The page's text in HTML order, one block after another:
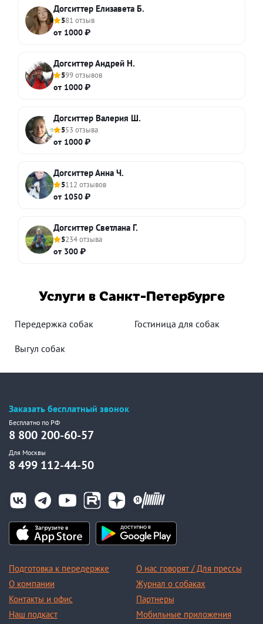
Догситтер Елизавета Б.
581 отзыв
от 1000 ₽
Догситтер Андрей Н.
599 отзывов
от 1000 ₽
Догситтер Валерия Ш.
553 отзыва
от 1000 ₽
Догситтер Анна Ч.
5112 отзывов
от 1050 ₽
Догситтер Светлана Г.
5234 отзыва
от 300 ₽
Услуги в Санкт-Петербурге
Передержка собак Гостиница для собак
Выгул собак
Заказать бесплатный звонок
Бесплатно по РФ
8 800 200-60-57
Для Москвы
8 499 112-44-50
Подготовка к передержке
О компании
Контакты и офис
Наш подкаст
О нас говорят / Для прессы
Журнал о собаках
Партнеры
Мобильные приложения